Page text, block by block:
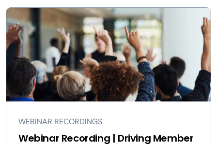
WEBINAR RECORDINGS
Webinar Recording | Driving Member